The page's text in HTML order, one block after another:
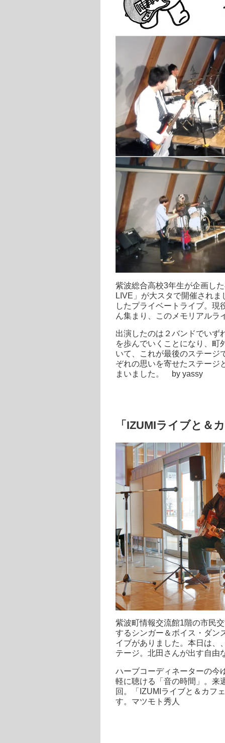
紫波総合高校3年生が企画し
LIVE」が大スタで開催され
したプライベートライブ。現
ん集まり、このメモリアルラ
出演したのは２バンドでいず
を歩んでいくことになり、町
いて、これが最後のステージ
ぞれの思いを寄せたステージ
まいました。 by yassy
「IZUMIライブと＆
紫波町情報交流館1階の市民
するシンガー＆ボイス・ダン
イブがありました。本日は、
テージ。北田さんが出す自由
ハーブコーディネーターの今
軽に聴ける「音の時間」。来
回。「IZUMIライブと＆カフ
す。マツモト秀人